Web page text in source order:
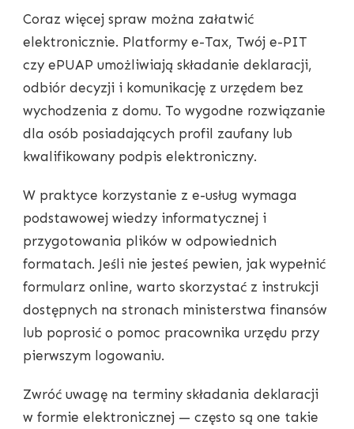
Coraz więcej spraw można załatwić
elektronicznie. Platformy e-Tax, Twój e-PIT
czy ePUAP umożliwiają składanie deklaracji,
odbiór decyzji i komunikację z urzędem bez
wychodzenia z domu. To wygodne rozwiązanie
dla osób posiadających profil zaufany lub
kwalifikowany podpis elektroniczny.
W praktyce korzystanie z e-usług wymaga
podstawowej wiedzy informatycznej i
przygotowania plików w odpowiednich
formatach. Jeśli nie jesteś pewien, jak wypełnić
formularz online, warto skorzystać z instrukcji
dostępnych na stronach ministerstwa finansów
lub poprosić o pomoc pracownika urzędu przy
pierwszym logowaniu.
Zwróć uwagę na terminy składania deklaracji
w formie elektronicznej — często są one takie